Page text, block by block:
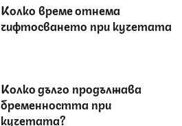
Колко време отнема
чифтосването при кучетата
Колко дълго продължава
бременността при
кучетата?